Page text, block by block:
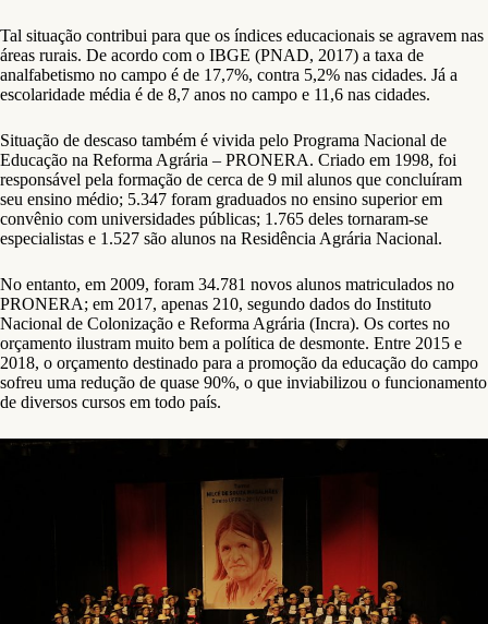
Tal situação contribui para que os índices educacionais se agravem nas
áreas rurais. De acordo com o IBGE (PNAD, 2017) a taxa de
analfabetismo no campo é de 17,7%, contra 5,2% nas cidades. Já a
escolaridade média é de 8,7 anos no campo e 11,6 nas cidades.
Situação de descaso também é vivida pelo Programa Nacional de
Educação na Reforma Agrária – PRONERA. Criado em 1998, foi
responsável pela formação de cerca de 9 mil alunos que concluíram
seu ensino médio; 5.347 foram graduados no ensino superior em
convênio com universidades públicas; 1.765 deles tornaram-se
especialistas e 1.527 são alunos na Residência Agrária Nacional.
No entanto, em 2009, foram 34.781 novos alunos matriculados no
PRONERA; em 2017, apenas 210, segundo dados do Instituto
Nacional de Colonização e Reforma Agrária (Incra). Os cortes no
orçamento ilustram muito bem a política de desmonte. Entre 2015 e
2018, o orçamento destinado para a promoção da educação do campo
sofreu uma redução de quase 90%, o que inviabilizou o funcionamento
de diversos cursos em todo país.